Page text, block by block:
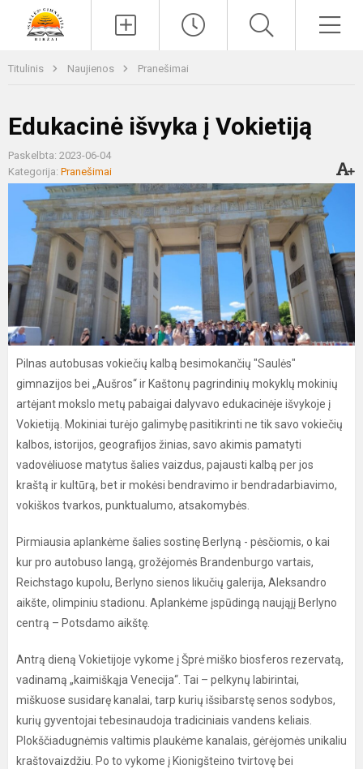
Titulinis Naujienos Pranešimai
Edukacinė išvyka į Vokietiją
Paskelbta: 2023-06-04
Kategorija: Pranešimai
Pilnas autobusas vokiečių kalbą besimokančių "Saulės"
gimnazijos bei „Aušros“ ir Kaštonų pagrindinių mokyklų mokinių
artėjant mokslo metų pabaigai dalyvavo edukacinėje išvykoje į
Vokietiją. Mokiniai turėjo galimybę pasitikrinti ne tik savo vokiečių
kalbos, istorijos, geografijos žinias, savo akimis pamatyti
vadovėliuose matytus šalies vaizdus, pajausti kalbą per jos
kraštą ir kultūrą, bet ir mokėsi bendravimo ir bendradarbiavimo,
vokiškos tvarkos, punktualumo, atsakomybės.
Pirmiausia aplankėme šalies sostinę Berlyną - pėsčiomis, o kai
kur pro autobuso langą, grožėjomės Brandenburgo vartais,
Reichstago kupolu, Berlyno sienos likučių galerija, Aleksandro
aikšte, olimpiniu stadionu. Aplankėme įspūdingą naująjį Berlyno
centrą – Potsdamo aikštę.
Antrą dieną Vokietijoje vykome į Šprė miško biosferos rezervatą,
vadinamą „kaimiškąja Venecija“. Tai – pelkynų labirintai,
miškuose susidarę kanalai, tarp kurių išsibarstę senos sodybos,
kurių gyventojai tebesinaudoja tradiciniais vandens keliais.
Plokščiadugnėmis valtimis plaukėme kanalais, gėrėjomės unikaliu
kraštovaizdžiu. Po to vykome į Kionigšteino tvirtovę bei